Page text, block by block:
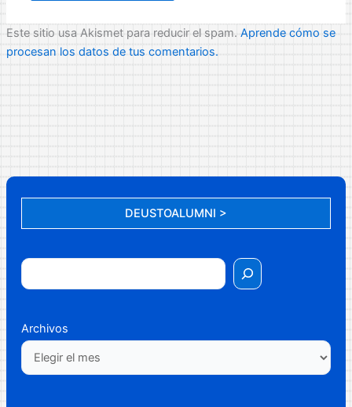
DEUSTOALUMNI >
Archivos
Este sitio usa Akismet para reducir el spam.Aprende cómo se
procesan los datos de tus comentarios.